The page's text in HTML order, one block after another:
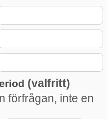
(valfritt)
förfrågan, inte en